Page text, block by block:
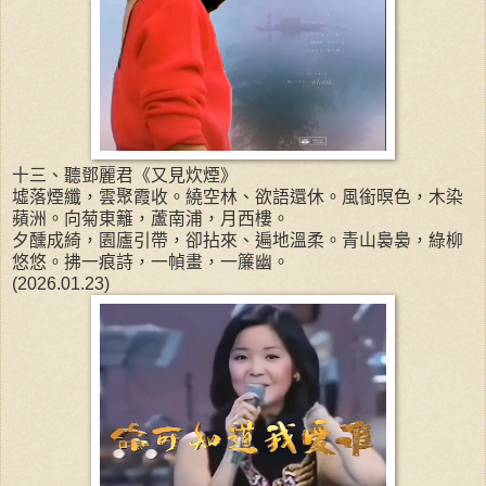
十三、聽鄧麗君《又見炊煙》
墟落煙纖，雲聚霞收。繞空林、欲語還休。風銜暝色，木染
蘋洲。向菊東籬，蘆南浦，月西樓。
夕醺成綺，園廬引帶，卻拈來、遍地溫柔。青山裊裊，綠柳
悠悠。拂一痕詩，一幀畫，一簾幽。
(2026.01.23)